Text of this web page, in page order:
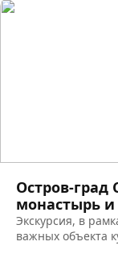
Остров-
монастырь
Экскурсия, в
важных объекта